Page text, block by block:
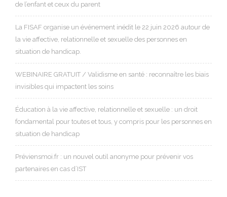
de l’enfant et ceux du parent
La FISAF organise un événement inédit le 22 juin 2026 autour de
la vie affective, relationnelle et sexuelle des personnes en
situation de handicap.
WEBINAIRE GRATUIT / Validisme en santé : reconnaître les biais
invisibles qui impactent les soins
Éducation à la vie affective, relationnelle et sexuelle : un droit
fondamental pour toutes et tous, y compris pour les personnes en
situation de handicap
Préviensmoi.fr : un nouvel outil anonyme pour prévenir vos
partenaires en cas d’IST